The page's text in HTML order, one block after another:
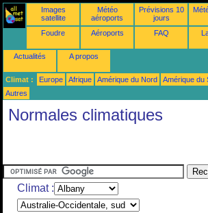
Images
satellite
Météo
aéroports
Prévisions 10
jours
Foudre Aéroports FAQ
Actualités A propos
Climat : Europe Afrique Amérique du Nord Amérique du
Autres
Normales climatiques
Climat :